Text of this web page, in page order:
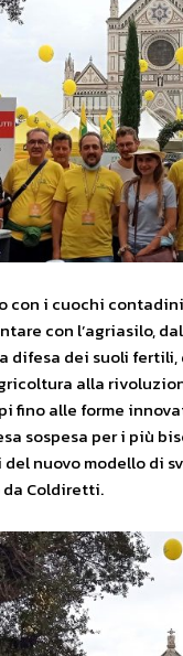
con i cuochi contadini
con l’agriasilo,
difesa dei suoli fertili,
alla
fino alle forme
sospesa per i più
nuovo modello di
Coldiretti.